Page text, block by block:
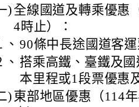
) 全線國道及轉乘優惠
4時止）：
、 90條中長途國道客運
、 搭乘高鐵、臺鐵及
本里程或1段票優惠
) 東部地區優惠（114